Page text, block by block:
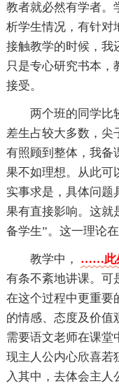
教者就必然有学者。
析学生情况，有针对
接触教学的时候，我
只是专心研究书本，
接受。
两个班的同学比
差生占较大多数，尖
有照顾到整体，我备
果不如理想。从此可
实事求是，具体问题
果有直接影响。这就
备学生”。这一理论
教学中， ……此
有条不紊地讲课。可
在这个过程中更重要
的情感、态度及价值
需要语文老师在课堂
现主人公内心欣喜若
入其中，去体会主人